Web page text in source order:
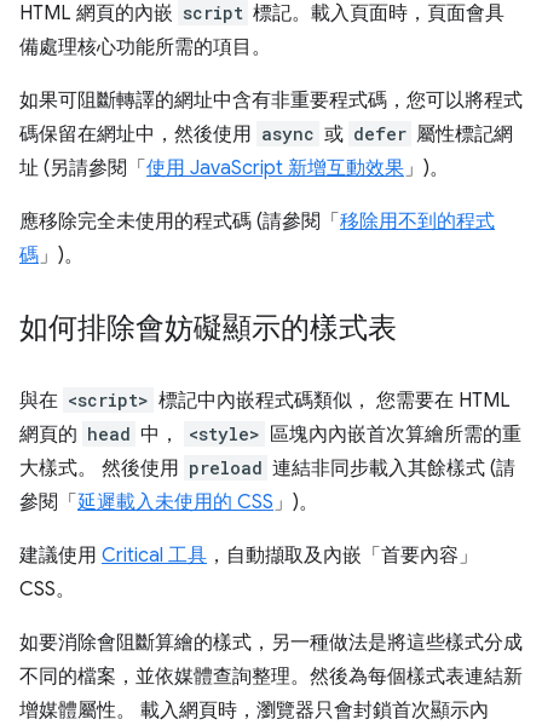
HTML 網頁的內嵌 script 標記。載入頁面時，頁面會具
備處理核心功能所需的項目。
如果可阻斷轉譯的網址中含有非重要程式碼，您可以將程式
碼保留在網址中，然後使用 async 或 defer 屬性標記網
址 (另請參閱「 使用 JavaScript 新增互動效果」)。
應移除完全未使用的程式碼 (請參閱「 移除用不到的程式
碼」)。
如何排除會妨礙顯示的樣式表
與在 <script> 標記中內嵌程式碼類似， 您需要在 HTML
網頁的 head 中， <style> 區塊內內嵌首次算繪所需的重
大樣式。 然後使用 preload 連結非同步載入其餘樣式 (請
參閱「 延遲載入未使用的 CSS」)。
建議使用 Critical 工具 ，自動擷取及內嵌「首要內容」
CSS。
如要消除會阻斷算繪的樣式，另一種做法是將這些樣式分成
不同的檔案，並依媒體查詢整理。然後為每個樣式表連結新
增媒體屬性。 載入網頁時，瀏覽器只會封鎖首次顯示內